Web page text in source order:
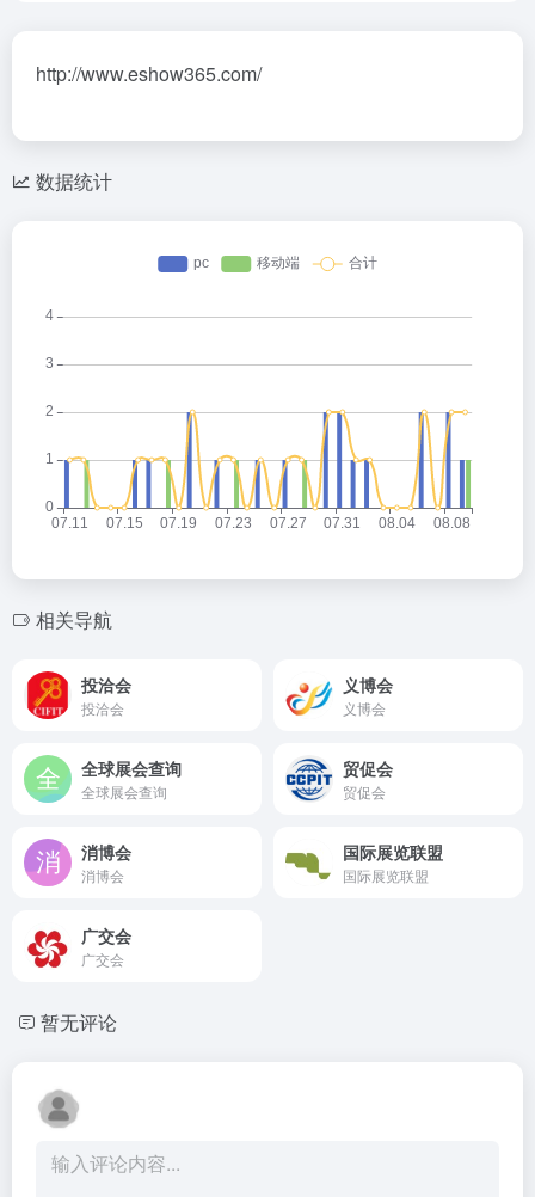
http://www.eshow365.com/
数据统计
相关导航
投洽会
投洽会
义博会
义博会
全球展会查询
全球展会查询
贸促会
贸促会
消博会
消博会
国际展览联盟
国际展览联盟
广交会
广交会
暂无评论